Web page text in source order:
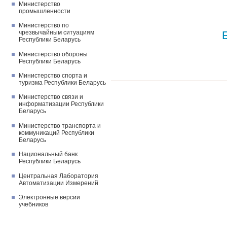
Министерство
промышленности
Министерство по
чрезвычайным ситуациям
Республики Беларусь
Министерство обороны
Республики Беларусь
Министерство спорта и
туризма Республики Беларусь
Министерство связи и
информатизации Республики
Беларусь
Министерство транспорта и
коммуникаций Республики
Беларусь
Национальный банк
Республики Беларусь
Центральная Лаборатория
Автоматизации Измерений
Электронные версии
учебников